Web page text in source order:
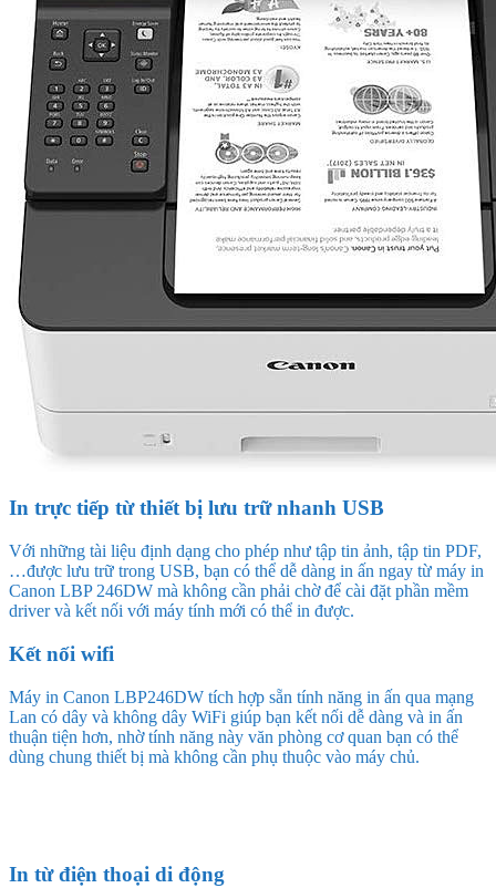
In trực tiếp từ thiết bị lưu trữ nhanh USB
Với những tài liệu định dạng cho phép như tập tin ảnh, tập tin PDF,
…được lưu trữ trong USB, bạn có thể dễ dàng in ấn ngay từ máy in
Canon LBP 246DW mà không cần phải chờ để cài đặt phần mềm
driver và kết nối với máy tính mới có thể in được.
Kết nối wifi
Máy in Canon LBP246DW tích hợp sẵn tính năng in ấn qua mạng
Lan có dây và không dây WiFi giúp bạn kết nối dễ dàng và in ấn
thuận tiện hơn, nhờ tính năng này văn phòng cơ quan bạn có thể
dùng chung thiết bị mà không cần phụ thuộc vào máy chủ.
In từ điện thoại di động